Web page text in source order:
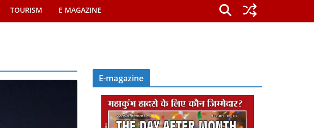
TOURISM E MAGAZINE
E-magazine